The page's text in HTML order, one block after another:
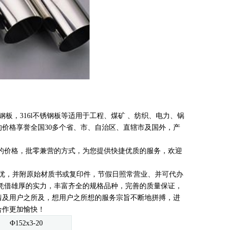
板，316l不锈钢板等适用于工程、煤矿 、纺织、电力、锅
格享誉全国30多个省、市、自治区、直辖市及国外，产
，批零兼营的方式，为您提供快捷优质的服务，欢迎
并附原始材质书或复印件，节假日照常营业、并可代办
雄厚的实力，丰富齐全的规格品种，完善的质量保证，
用户之所及，想用户之所想的服务宗旨不断地拼搏，进
更加愉快！
Ф152x3-20